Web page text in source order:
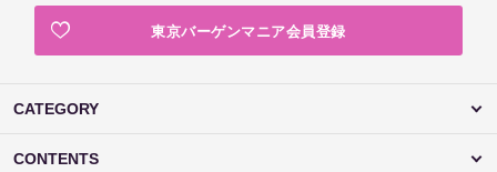
東京バーゲンマニア会員登録
CATEGORY
CONTENTS